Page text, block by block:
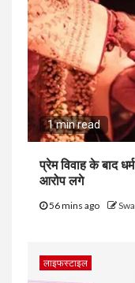
1 min read
प्रेम विवाह के बाद
आरोप लगे
56 mins ago
लाइफस्टाइल